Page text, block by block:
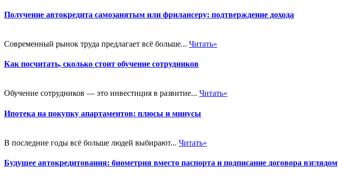
Получение автокредита самозанятым или фрилансеру: подтверждение дохода
Современный рынок труда предлагает всё больше... Читать»
Как посчитать, сколько стоит обучение сотрудников
Обучение сотрудников — это инвестиция в развитие... Читать»
Ипотека на покупку апартаментов: плюсы и минусы
В последние годы всё больше людей выбирают... Читать»
Будущее автокредитования: биометрия вместо паспорта и подписание договора взглядом